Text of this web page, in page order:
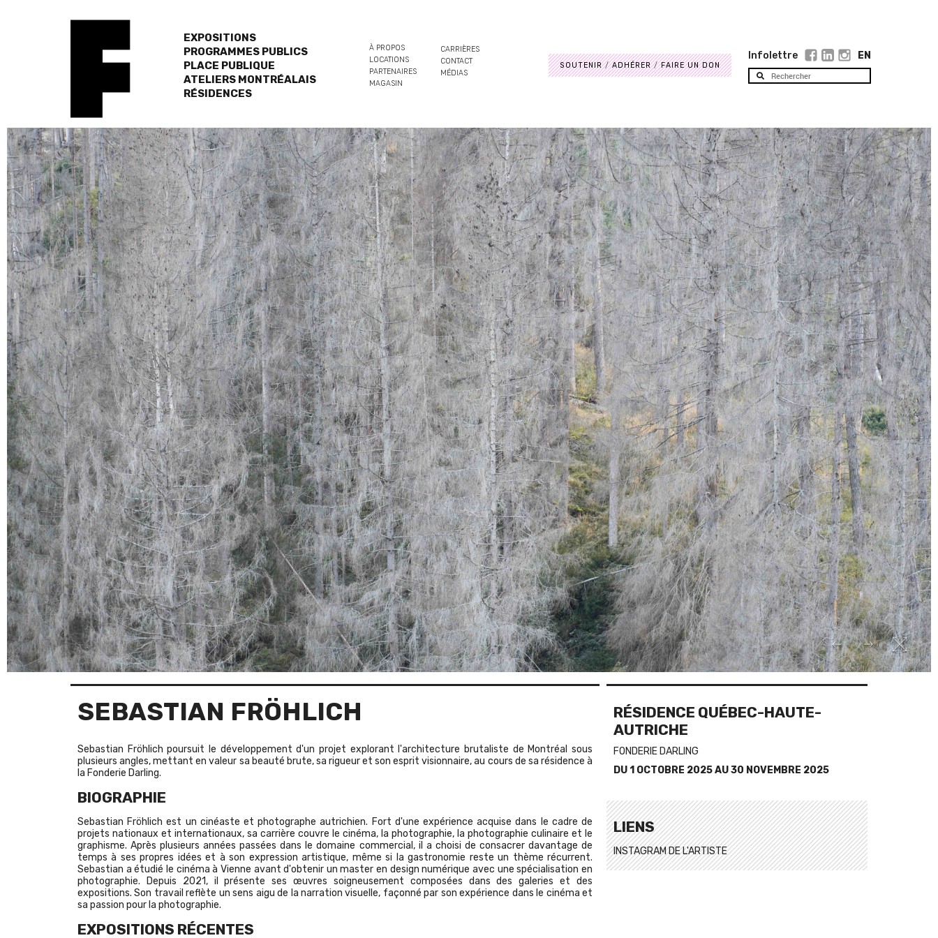
EXPOSITIONS
PROGRAMMES PUBLICS
PLACE PUBLIQUE
ATELIERS MONTRÉALAIS
RÉSIDENCES
À PROPOS
LOCATIONS
PARTENAIRES
MAGASIN
CARRIÈRES
CONTACT
MÉDIAS
SOUTENIR ADHÉRER FAIRE UN DON
Infolettre EN
SEBASTIAN FRÖHLICH
Sebastian Fröhlich poursuit le développement d'un projet explorant l'architecture brutaliste de Montréal sous
plusieurs angles, mettant en valeur sa beauté brute, sa rigueur et son esprit visionnaire, au cours de sa résidence à
la Fonderie Darling.
BIOGRAPHIE
Sebastian Fröhlich est un cinéaste et photographe autrichien. Fort d'une expérience acquise dans le cadre de
projets nationaux et internationaux, sa carrière couvre le cinéma, la photographie, la photographie culinaire et le
graphisme. Après plusieurs années passées dans le domaine commercial, il a choisi de consacrer davantage de
temps à ses propres idées et à son expression artistique, même si la gastronomie reste un thème récurrent.
Sebastian a étudié le cinéma à Vienne avant d'obtenir un master en design numérique avec une spécialisation en
photographie. Depuis 2021, il présente ses œuvres soigneusement composées dans des galeries et des
expositions. Son travail reflète un sens aigu de la narration visuelle, façonné par son expérience dans le cinéma et
sa passion pour la photographie.
EXPOSITIONS RÉCENTES
RÉSIDENCE QUÉBEC-HAUTE-
AUTRICHE
FONDERIE DARLING
DU1 OCTOBRE 2025AU30 NOVEMBRE 2025
LIENS
INSTAGRAM DE L'ARTISTE